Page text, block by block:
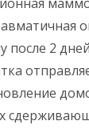
после 2